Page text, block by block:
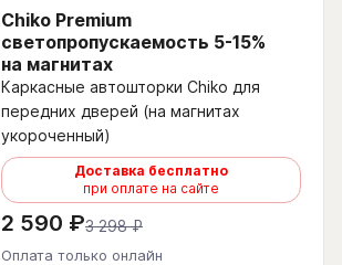
Chiko Premium
светопропускаемость 5-15%
на магнитах
Каркасные автошторки Chiko для
передних дверей (на магнитах
укороченный)
Доставка бесплатно
при оплате на сайте
2 590 ₽3 298 ₽
Оплата только онлайн